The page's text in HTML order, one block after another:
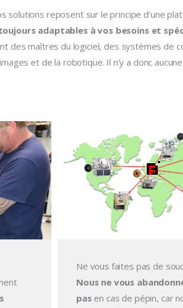
solutions reposent sur le principe d’une
adaptables à vos besoins et
des maîtres du logiciel, des systèmes de
et de la robotique. Il n’y a donc
Ne vous faites pas de
Nous ne vous
pas en cas de pépin, car